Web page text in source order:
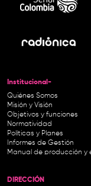
Institucional-
Quiénes Somos
Misión y Visión
Objetivos y funciones
Normatividad
Políticas y Planes
Informes de Gestión
Manual de producción y
DIRECCIÓN